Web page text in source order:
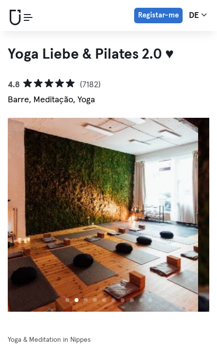
Registar-me DE
Yoga Liebe & Pilates 2.0 ♥
4.8
(7182)
Barre, Meditação, Yoga
Yoga & Meditation in Nippes